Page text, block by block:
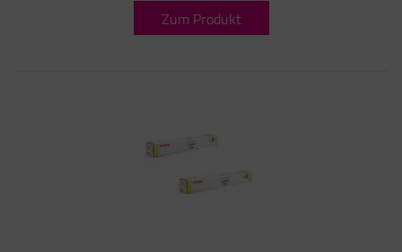
Zum Produkt